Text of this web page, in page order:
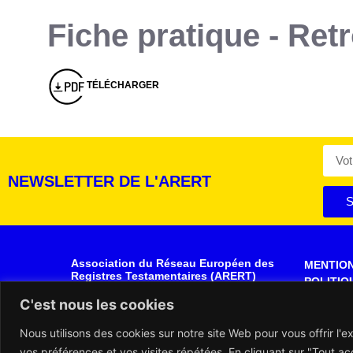
C'est nous les cookies
Nous utilisons des cookies sur notre site Web pour vous offrir
Fiche pratique -
ABCDEFGHIJKLMNOPQRSTUVWXYZ
abcdefghijklmnopqrstuvwxyz
1234567890.,;:?!“’()/éèàüô*<>+=
1234567890.,;:?!“’()/éèàüô*<>+=
TÉLÉCHARGER
NEWSLETTER DE L'ARERT
Association du Réseau Européen des
Registres Testamentaires (ARERT)
1000 BRUXELLES
PLAN